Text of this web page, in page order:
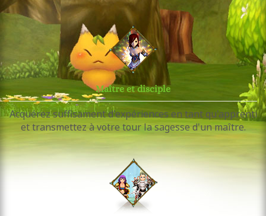
Maître et disciple
Acquérez suffisament d'expériences en tant qu'apprenti
et transmettez à votre tour la sagesse d'un maître.